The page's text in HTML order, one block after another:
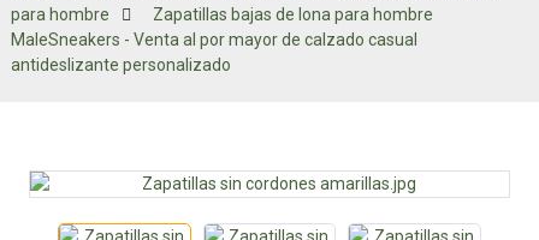
para hombre
Zapatillas bajas de lona para hombre
MaleSneakers - Venta al por mayor de calzado casual
antideslizante personalizado